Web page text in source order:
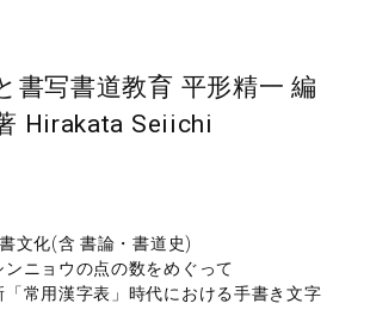
書写書道教育 平形精一 編
Hirakata Seiichi
文化(含 書論・書道史)
ニョウの点の数をめぐって
常用漢字表」時代における手書き文字